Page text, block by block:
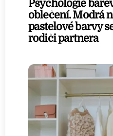
Psychologie
oblečení. Modrá
pastelové barvy
rodiči partnera